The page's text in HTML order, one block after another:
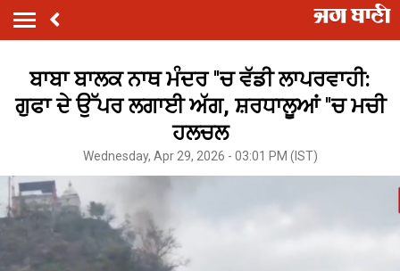
ਬਾਬਾ ਬਾਲਕ ਨਾਥ ਮੰਦਰ ''ਚ ਵੱਡੀ ਲਾਪਰਵਾਹੀ:
ਗੁਫਾ ਦੇ ਉੱਪਰ ਲਗਾਈ ਅੱਗ, ਸ਼ਰਧਾਲੂਆਂ ''ਚ ਮਚੀ
ਹਲਚਲ
Wednesday, Apr 29, 2026 - 03:01 PM (IST)